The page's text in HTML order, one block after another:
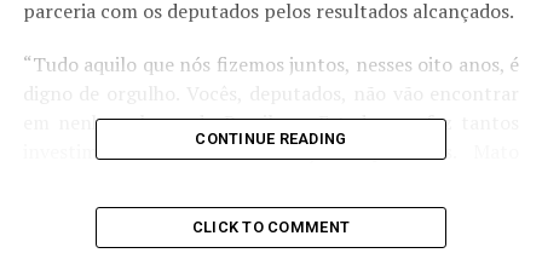
parceria com os deputados pelos resultados alcançados.
“Tudo aquilo que nós fizemos juntos, nesses oito anos, é
digno de orgulho. Vocês, deputados, não vão encontrar
em nenhum lugar do Brasil um Estado que fez tantos
investimentos e tantos avanços expressivos. Mato
nova história e cumprindo o seu papel de servir ao
cidadão. Foi um orgulho caminhar ao lado de vocês nessa
CONTINUE READING
CLICK TO COMMENT